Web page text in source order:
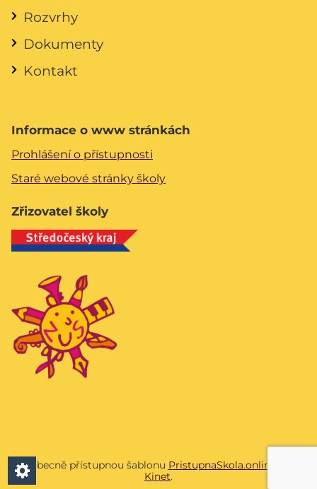
Rozvrhy
Dokumenty
Kontakt
Informace o www stránkách
Prohlášení o přístupnosti
Staré webové stránky školy
Zřizovatel školy
Všeobecně přístupnou šablonu PristupnaSkola.online
Kinet.